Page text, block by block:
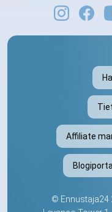
Affiliate
© Ennustaja24